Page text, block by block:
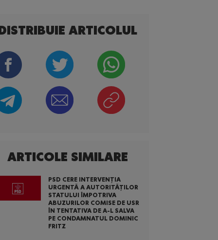
ARTICOLE SIMILARE
PSD CERE INTERVENȚIA
URGENTĂ A AUTORITĂȚILOR
STATULUI ÎMPOTRIVA
ABUZURILOR COMISE DE USR
ÎN TENTATIVA DE A-L SALVA
PE CONDAMNATUL DOMINIC
FRITZ
ARTICOLUL